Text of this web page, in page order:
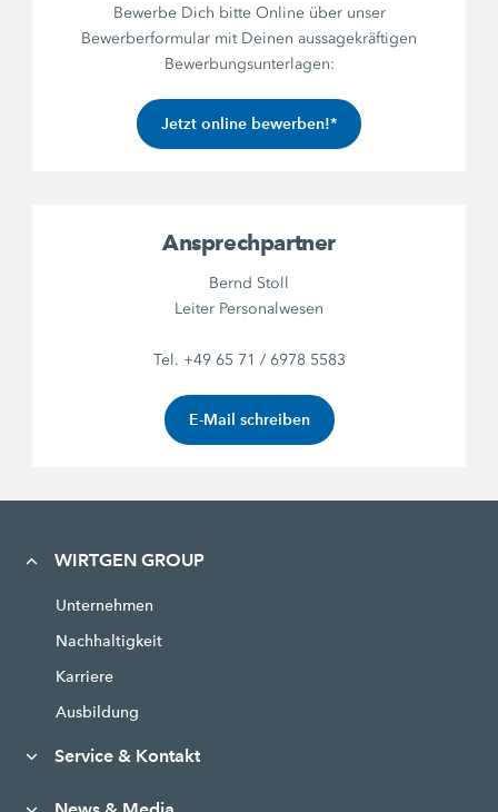
Bewerbe Dich bitte Online über unser
Bewerberformular mit Deinen aussagekräftigen
Bewerbungsunterlagen:
Jetzt online bewerben!*
Ansprechpartner
Bernd Stoll
Leiter Personalwesen
Tel. +49 65 71 / 6978 5583
E-Mail schreiben
WIRTGEN GROUP
Unternehmen
Nachhaltigkeit
Karriere
Ausbildung
Service & Kontakt